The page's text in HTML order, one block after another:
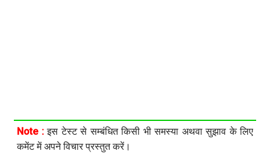
Note :इस टेस्ट से सम्बंधित किसी भी समस्या अथवा सुझाव के लिए
कमेंट में अपने विचार प्रस्तुत करें।